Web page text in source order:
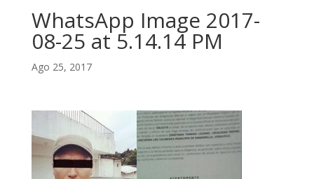
WhatsApp Image 2017-
08-25 at 5.14.14 PM
Ago 25, 2017